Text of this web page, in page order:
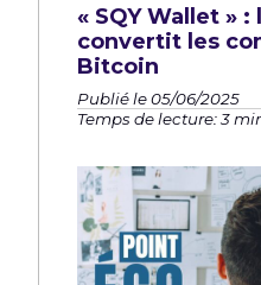
« SQY Wallet »
convertit les
Bitcoin
Publié le 05/06/2025
Temps de lecture: 3